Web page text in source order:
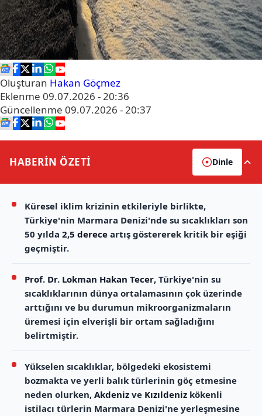
Oluşturan Hakan Göçmez
Eklenme 09.07.2026 - 20:36
Güncellenme 09.07.2026 - 20:37
HABERİN ÖZETİ Dinle
Küresel iklim krizinin etkileriyle birlikte,
Türkiye'nin Marmara Denizi'nde su sıcaklıkları son
50 yılda 2,5 derece artış göstererek kritik bir eşiği
geçmiştir.
Prof. Dr. Lokman Hakan Tecer, Türkiye'nin su
sıcaklıklarının dünya ortalamasının çok üzerinde
arttığını ve bu durumun mikroorganizmaların
üremesi için elverişli bir ortam sağladığını
belirtmiştir.
Yükselen sıcaklıklar, bölgedeki ekosistemi
bozmakta ve yerli balık türlerinin göç etmesine
neden olurken, Akdeniz ve Kızıldeniz kökenli
istilacı türlerin Marmara Denizi'ne yerleşmesine